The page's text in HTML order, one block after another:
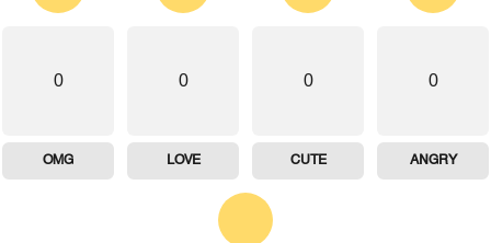
0
ANGRY
0
CUTE
0
LOVE
0
OMG